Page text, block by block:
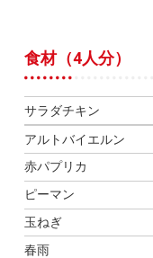
食材（4人分）
サラダチキン
アルトバイエルン
赤パプリカ
ピーマン
玉ねぎ
春雨